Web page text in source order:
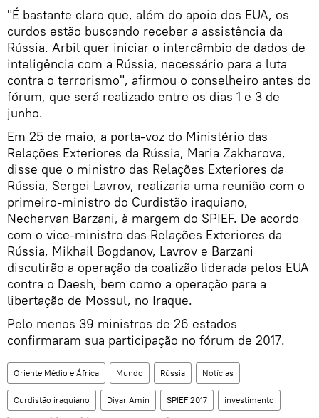
"É bastante claro que, além do apoio dos EUA, os
curdos estão buscando receber a assistência da
Rússia. Arbil quer iniciar o intercâmbio de dados de
inteligência com a Rússia, necessário para a luta
contra o terrorismo", afirmou o conselheiro antes do
fórum, que será realizado entre os dias 1 e 3 de
junho.
Em 25 de maio, a porta-voz do Ministério das
Relações Exteriores da Rússia, Maria Zakharova,
disse que o ministro das Relações Exteriores da
Rússia, Sergei Lavrov, realizaria uma reunião com o
primeiro-ministro do Curdistão iraquiano,
Nechervan Barzani, à margem do SPIEF. De acordo
com o vice-ministro das Relações Exteriores da
Rússia, Mikhail Bogdanov, Lavrov e Barzani
discutirão a operação da coalizão liderada pelos EUA
contra o Daesh, bem como a operação para a
libertação de Mossul, no Iraque.
Pelo menos 39 ministros de 26 estados
confirmaram sua participação no fórum de 2017.
Oriente Médio e África Mundo Rússia Notícias
Curdistão iraquiano Diyar Amin SPIEF 2017 investimento